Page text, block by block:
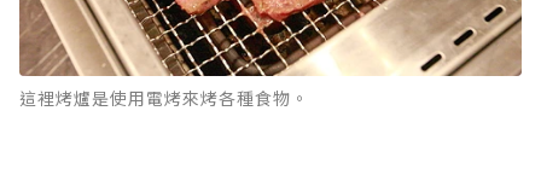
這裡烤爐是使用電烤來烤各種食物。